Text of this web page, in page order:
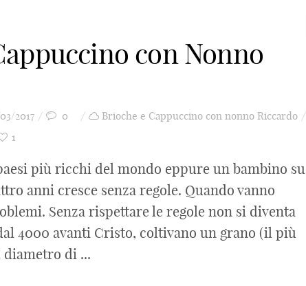
con Nonno
2017 0
Brioche e Cappuccino con nonno Riccardo
1
più ricchi del mondo eppure un bambino su
anni cresce senza regole. Quando vanno
Senza rispettare le regole non si diventa
4000 avanti Cristo, coltivano un grano (il più
di ...